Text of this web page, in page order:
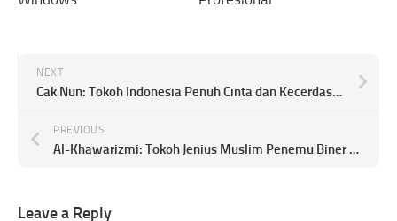
NEXT
Cak Nun: Tokoh Indonesia Penuh Cinta dan Kecerdasan Spiritual yang Sangat Dihormati
PREVIOUS
Al-Khawarizmi: Tokoh Jenius Muslim Penemu Biner dan Metode Aljabar
Leave a Reply